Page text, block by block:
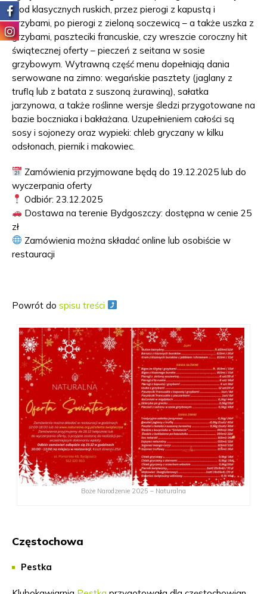
– od klasycznych ruskich, przez pierogi z kapustą i
grzybami, po pierogi z zieloną soczewicą – a także uszka z
grzybami, paszteciki francuskie, czy wreszcie coroczny hit
świątecznej oferty – pieczeń z seitana w sosie
grzybowym. Wytrawną część menu dopełniają dania
serwowane na zimno: wegańskie pasztety (jaglany z
truflą lub z batata z suszoną żurawiną), sałatka
jarzynowa, a także roślinne wersje śledzi przygotowane na
bazie boczniaka i bakłażana. Uzupełnieniem całości są
sosy i sojonezy oraz wypieki: chleb gryczany w kilku
odsłonach, piernik i makowiec.
Zamówienia przyjmowane będą do 19.12.2025 lub do
wyczerpania oferty
Odbiór: 23.12.2025
Dostawa na terenie Bydgoszczy: dostępna w cenie 25
zł
Zamówienia można składać online lub osobiście w
restauracji
Powrót do spisu treści
Boże Narodzenie 2025 – Naturalna
Częstochowa
Pestka